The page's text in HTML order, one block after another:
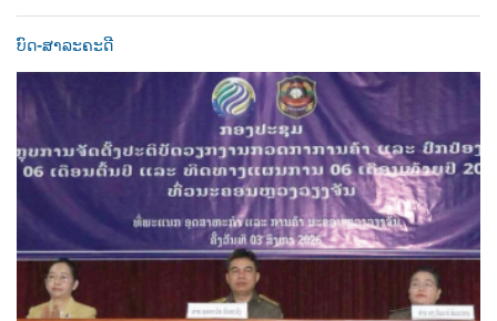
ບົດ-ສາລະຄະດີ